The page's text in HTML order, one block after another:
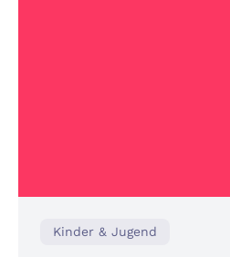
Kinder & Jugend